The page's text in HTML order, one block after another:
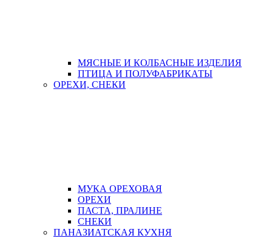
МЯСНЫЕ И КОЛБАСНЫЕ ИЗДЕЛИЯ
ПТИЦА И ПОЛУФАБРИКАТЫ
ОРЕХИ, СНЕКИ
МУКА ОРЕХОВАЯ
ОРЕХИ
ПАСТА, ПРАЛИНЕ
СНЕКИ
ПАНАЗИАТСКАЯ КУХНЯ